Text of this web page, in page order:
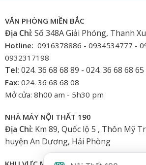
VĂN PHÒNG MIỀN BẮC
Địa Chỉ: Số 348A Giải Phóng, Thanh
Hotline: 0916378886 - 0934534777 -
0932317198
Tel: 024. 36 68 68 89 - 024. 36 68 68 65
Fax: 024. 36 68 68 08
Mở cửa: 8h00 am - 5h30 pm
NHÀ MÁY NỘI THẤT 190
Địa Chỉ: Km 89, Quốc lộ 5 , Thôn Mỹ
huyện An Dương, Hải Phòng